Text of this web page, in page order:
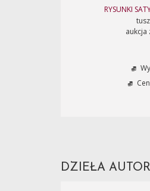
RYSUNKI
aukcja
DZIEŁA